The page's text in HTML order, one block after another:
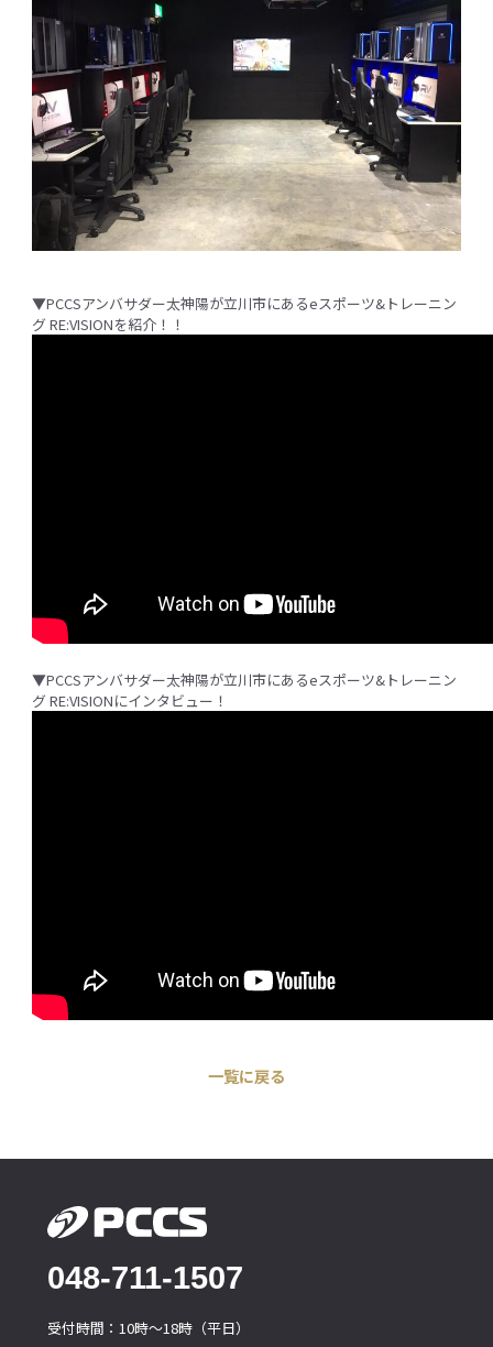
▼PCCSアンバサダー太神陽が立川市にあるeスポーツ&トレーニン
グ RE:VISIONを紹介！！
▼PCCSアンバサダー太神陽が立川市にあるeスポーツ&トレーニン
グ RE:VISIONにインタビュー！
一覧に戻る
048-711-1507
受付時間：10時〜18時（平日）